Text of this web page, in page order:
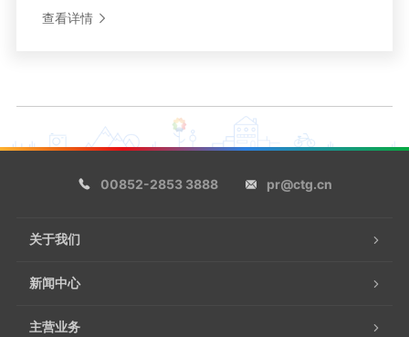
查看详情
00852-2853 3888 pr@ctg.cn
关于我们
新闻中心
主营业务